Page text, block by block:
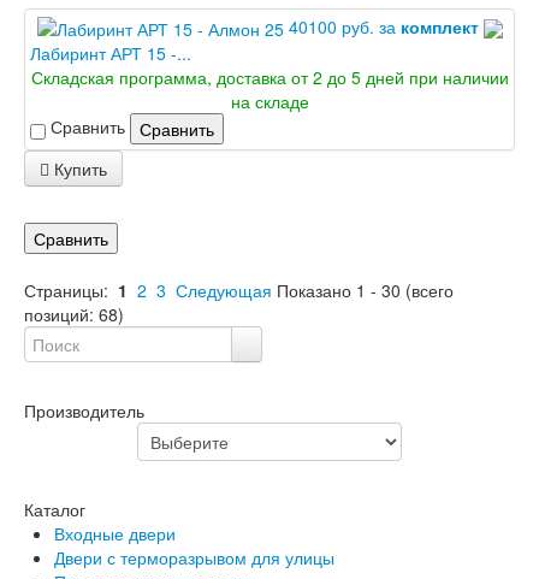
40100 руб. за комплект
Лабиринт АРТ 15 -...
Складская программа, доставка от 2 до 5 дней при наличии
на складе
Сравнить Сравнить
Купить
Сравнить
Страницы: 1 2 3 Следующая Показано 1 - 30 (всего
позиций: 68)
Производитель
Каталог
Входные двери
Двери с терморазрывом для улицы